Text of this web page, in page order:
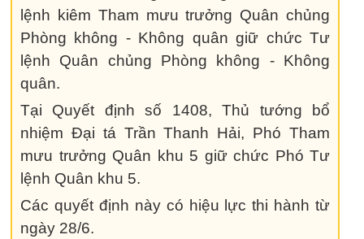
lệnh kiêm Tham mưu trưởng Quân chủng
Phòng không - Không quân giữ chức Tư
lệnh Quân chủng Phòng không - Không
quân.
Tại Quyết định số 1408, Thủ tướng bổ
nhiệm Đại tá Trần Thanh Hải, Phó Tham
mưu trưởng Quân khu 5 giữ chức Phó Tư
lệnh Quân khu 5.
Các quyết định này có hiệu lực thi hành từ
ngày 28/6.